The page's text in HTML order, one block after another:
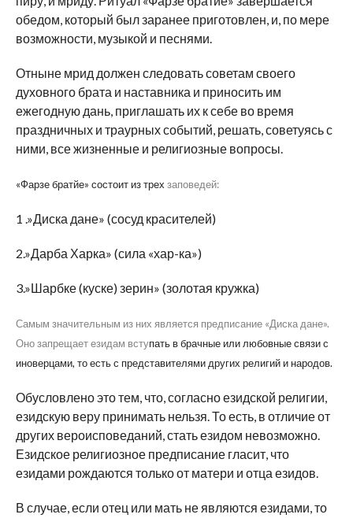
обедом, который был заранее приготовлен, и, по мере
возможности, музыкой и песнями.
Отныне мрид должен следовать советам своего
духовного брата и наставника и приносить им
ежегодную дань, приглашать их к себе во время
праздничных и траурных событий, решать, советуясь с
ними, все жизненные и религиозные вопросы.
«Фарзе братйе» состоит из трех заповедей:
1 .»Диска дане» (сосуд красителей)
2.»Дарба Харка» (сила «хар-ка»)
3.»Шарбке (куске) зерин» (золотая кружка)
Самым значительным из них является предписание «Диска дане».
Оно запрещает езидам вступать в брачные или любовные связи с
иноверцами, то есть с представителями других религий и народов.
Обусловлено это тем, что, согласно езидской религии,
езидскую веру принимать нельзя. То есть, в отличие от
других вероисповеданий, стать езидом невозможно.
Езидское религиозное предписание гласит, что
езидами рождаются только от матери и отца езидов.
В случае, если отец или мать не являются езидами, то